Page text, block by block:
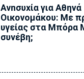
Ανnσυxία για Αθηνά
Οικονομάκου: Με
υγείας στα Μπόρα
συνέβη;